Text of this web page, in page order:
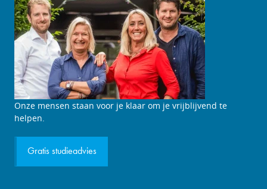
Onze mensen staan voor je klaar om je vrijblijvend te
helpen.
Gratis studieadvies